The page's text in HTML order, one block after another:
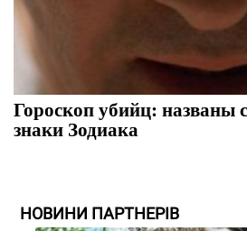
Гороскоп убийц: названы
знаки Зодиака
НОВИНИ ПАРТНЕРІВ